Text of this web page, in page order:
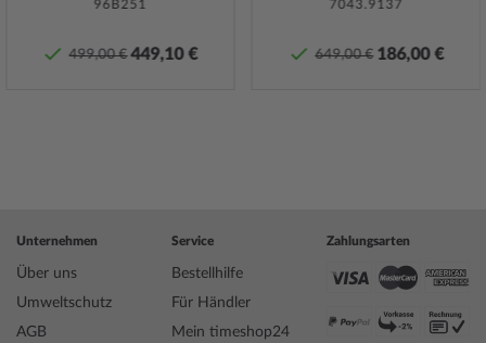
Artikelnummer
mid-44198
Geschlecht
Herren
Artikel-Gewicht
0.08
96B251
499,00 € 449,10 €
7043.9137
649,00 € 186,00 €
Unternehmen
Über uns
Umweltschutz
AGB
Service
Bestellhilfe
Für Händler
Mein timeshop24
Zahlungsarten